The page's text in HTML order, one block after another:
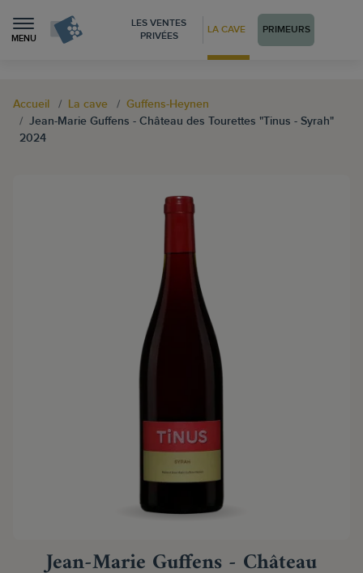
MENU
LES VENTES
PRIVÉES
LA CAVE PRIMEURS
Accueil La cave
Guffens-Heynen
Jean-Marie Guffens - Château des Tourettes "Tinus - Syrah"
2024
Jean-Marie Guffens - Château